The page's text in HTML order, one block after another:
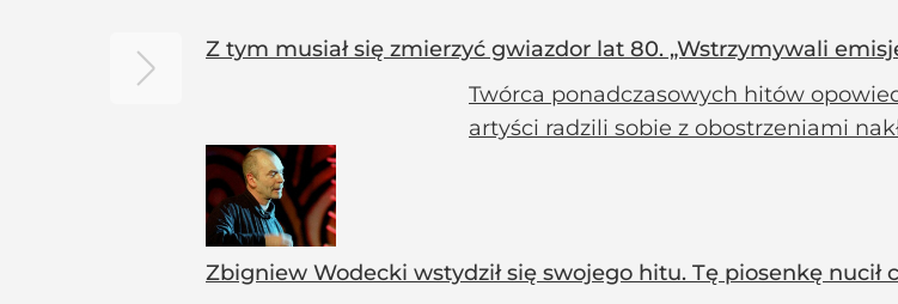
Z tym musiał się zmierzyć gwiazdor lat 80. „Wstrzymywali
Twórca ponadczasowych hitów
artyści radzili sobie z obostrzeniami
Zbigniew Wodecki wstydził się swojego hitu. Tę piosenkę nucił